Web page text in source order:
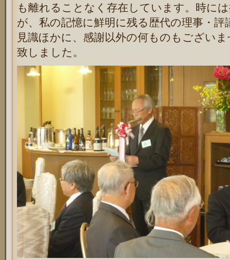
も離れることなく存在しています。時に
が、私の記憶に鮮明に残る歴代の理事・
見識ほかに、感謝以外の何ものもござい
致しました。